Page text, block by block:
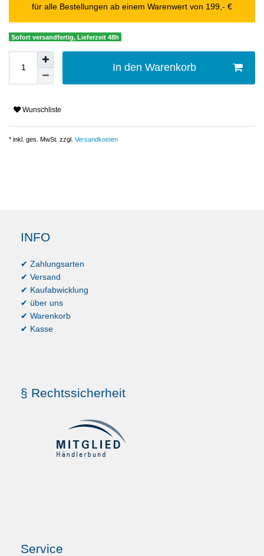
für alle Bestellungen ab einem Warenwert von 199,- €
Sofort versandfertig, Lieferzeit 48h
In den Warenkorb
Wunschliste
* inkl. ges. MwSt. zzgl. Versandkosten
INFO
✔ Zahlungsarten
✔ Versand
✔ Kaufabwicklung
✔ über uns
✔ Warenkorb
✔ Kasse
§ Rechtssicherheit
Service